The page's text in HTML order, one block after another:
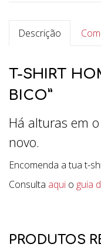
Descrição
T-SHIRT
BICO”
Há alturas em
novo.
Encomenda a tua t-
Consulta aqui o guia
PRODUTOS